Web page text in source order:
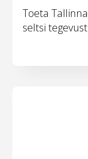
Toeta Tallinna
seltsi tegevust